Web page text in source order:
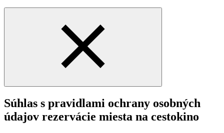
Súhlas s pravidlami ochrany osobných
údajov rezervácie miesta na cestokino